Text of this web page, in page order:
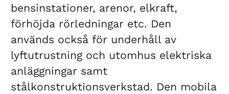
bensinstationer, arenor, elkraft,
förhöjda rörledningar etc. Den
används också för underhåll av
lyftutrustning och utomhus elektriska
anläggningar samt
stålkonstruktionsverkstad. Den mobila